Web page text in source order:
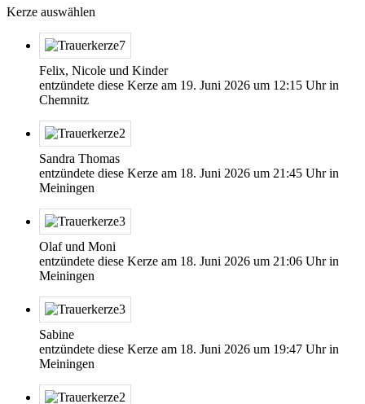
Kerze auswählen
Felix, Nicole und Kinder
entzündete diese Kerze am 19. Juni 2026 um 12:15 Uhr in
Chemnitz
Sandra Thomas
entzündete diese Kerze am 18. Juni 2026 um 21:45 Uhr in
Meiningen
Olaf und Moni
entzündete diese Kerze am 18. Juni 2026 um 21:06 Uhr in
Meiningen
Sabine
entzündete diese Kerze am 18. Juni 2026 um 19:47 Uhr in
Meiningen